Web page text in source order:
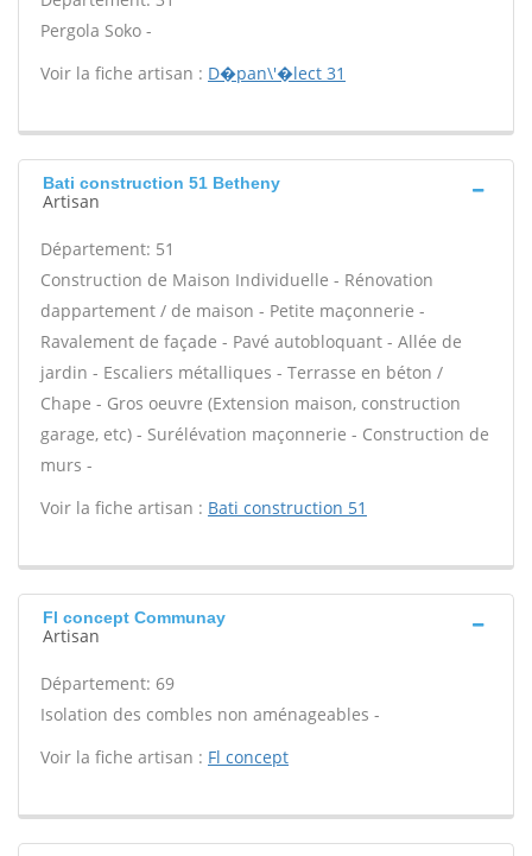
Pergola Soko -
Voir la fiche artisan : D�pan\'�lect 31
Bati construction 51 Betheny
Artisan
Département: 51
Construction de Maison Individuelle - Rénovation
dappartement / de maison - Petite maçonnerie -
Ravalement de façade - Pavé autobloquant - Allée de
jardin - Escaliers métalliques - Terrasse en béton /
Chape - Gros oeuvre (Extension maison, construction
garage, etc) - Surélévation maçonnerie - Construction de
murs -
Voir la fiche artisan : Bati construction 51
Fl concept Communay
Artisan
Département: 69
Isolation des combles non aménageables -
Voir la fiche artisan : Fl concept